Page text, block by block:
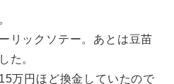
リックソテー。あとは豆苗
た。
万円ほど換金していたので